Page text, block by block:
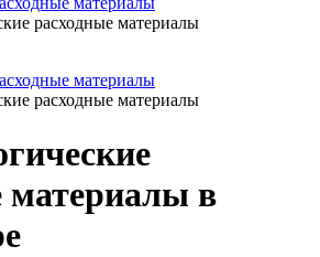
расходные материалы
материалы
расходные материалы
материалы в